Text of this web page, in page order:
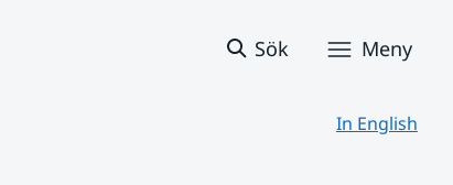
Sök Meny
In English